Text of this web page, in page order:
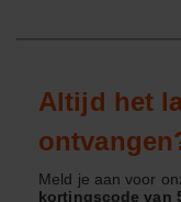
Altijd het
Meld je aan voor
kortingscode van